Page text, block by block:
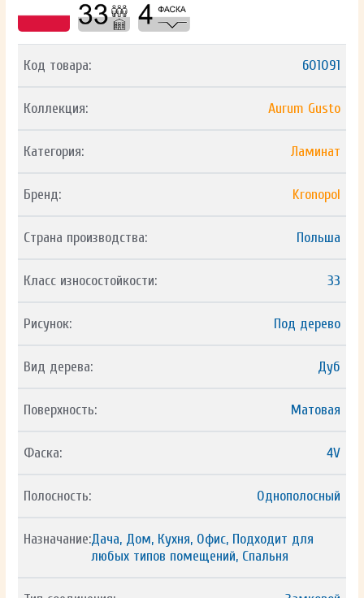
Код товара: 601091
Коллекция: Aurum Gusto
Категория: Ламинат
Бренд: Kronopol
Страна производства: Польша
Класс износостойкости: 33
Рисунок: Под дерево
Вид дерева: Дуб
Поверхность: Матовая
Фаска: 4V
Полосность: Однополосный
Назначание:Дача, Дом, Кухня, Офис, Подходит для
любых типов помещений, Спальня